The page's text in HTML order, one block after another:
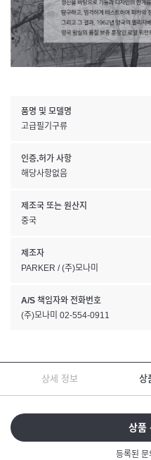
품명 및 모델명
고급필기구류
인증.허가 사항
해당사항없음
제조국 또는 원산지
중국
제조자
PARKER / (주)모나미
A/S 책임자와 전화번호
(주)모나미 02-554-0911
상세 정보 상
상품
등록된 문